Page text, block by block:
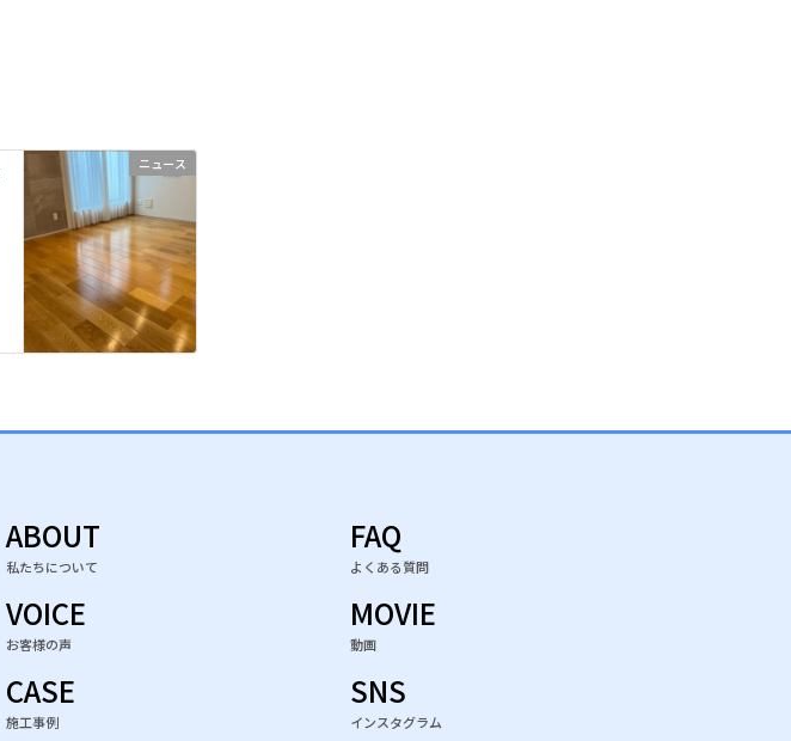
ニュース
ABOUT
私たちについて
VOICE
お客様の声
CASE
施工事例
FAQ
よくある質問
MOVIE
動画
SNS
インスタグラム